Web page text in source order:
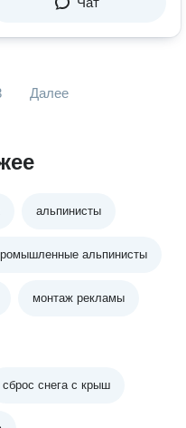
Далее
альпинисты
альпинисты
монтаж рекламы
сброс снега с крыш